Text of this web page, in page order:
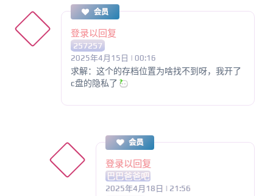
会员
登录以回复
257257
2025年4月15日 | 00:16
求解：这个的存档位置为啥找不到呀，我开了
c盘的隐私了
会员
登录以回复
巴巴爸爸吧
2025年4月18日 | 21:56